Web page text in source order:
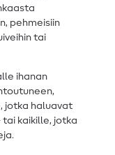
pehmeisiin
tai
ihanan
jotka haluavat
kaikille, jotka